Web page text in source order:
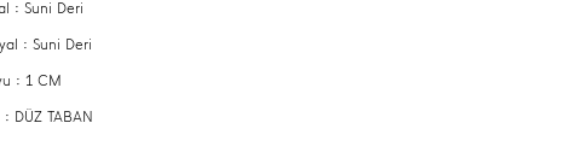
: Suni Deri
: Suni Deri
: 1 CM
DÜZ TABAN